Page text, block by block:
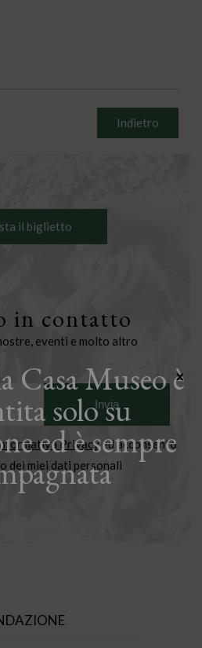
Indietro
il biglietto
in contatto
eventi e molto altro
Privacyed acconsento
dei miei dati personali
Casa Museo è
solo su
ed è sempre
×